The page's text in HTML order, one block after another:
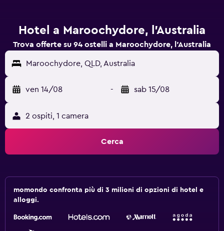
Hotel a Maroochydore, l'Australia
Trova offerte su 94 ostelli a Maroochydore, l'Australia
Maroochydore, QLD, Australia
ven 14/08 - sab 15/08
2 ospiti, 1 camera
Cerca
momondo confronta più di 3 milioni di opzioni di hotel e
alloggi.